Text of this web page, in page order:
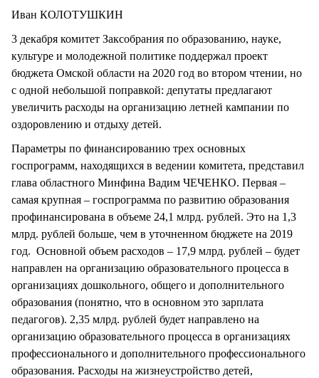
Иван КОЛОТУШКИН
3 декабря комитет Заксобрания по образованию, науке,
культуре и молодежной политике поддержал проект
бюджета Омской области на 2020 год во втором чтении, но
с одной небольшой поправкой: депутаты предлагают
увеличить расходы на организацию летней кампании по
оздоровлению и отдыху детей.
Параметры по финансированию трех основных
госпрограмм, находящихся в ведении комитета, представил
глава областного Минфина Вадим ЧЕЧЕНКО. Первая –
самая крупная – госпрограмма по развитию образования
профинансирована в объеме 24,1 млрд. рублей. Это на 1,3
млрд. рублей больше, чем в уточненном бюджете на 2019
год. Основной объем расходов – 17,9 млрд. рублей – будет
направлен на организацию образовательного процесса в
организациях дошкольного, общего и дополнительного
образования (понятно, что в основном это зарплата
педагогов). 2,35 млрд. рублей будет направлено на
организацию образовательного процесса в организациях
профессионального и дополнительного профессионального
образования. Расходы на жизнеустройство детей,